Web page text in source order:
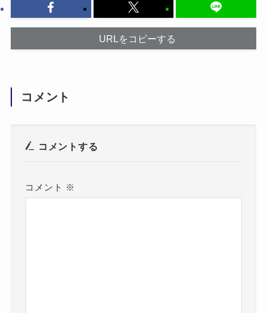
URLをコピーする
コメント
コメントする
コメント ※